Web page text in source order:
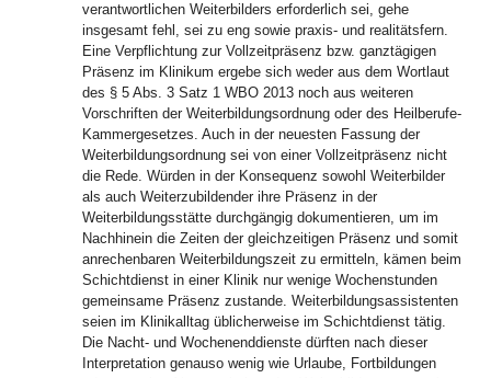
verantwortlichen Weiterbilders erforderlich sei, gehe
insgesamt fehl, sei zu eng sowie praxis- und realitätsfern.
Eine Verpflichtung zur Vollzeitpräsenz bzw. ganztägigen
Präsenz im Klinikum ergebe sich weder aus dem Wortlaut
des § 5 Abs. 3 Satz 1 WBO 2013 noch aus weiteren
Vorschriften der Weiterbildungsordnung oder des Heilberufe-
Kammergesetzes. Auch in der neuesten Fassung der
Weiterbildungsordnung sei von einer Vollzeitpräsenz nicht
die Rede. Würden in der Konsequenz sowohl Weiterbilder
als auch Weiterzubildender ihre Präsenz in der
Weiterbildungsstätte durchgängig dokumentieren, um im
Nachhinein die Zeiten der gleichzeitigen Präsenz und somit
anrechenbaren Weiterbildungszeit zu ermitteln, kämen beim
Schichtdienst in einer Klinik nur wenige Wochenstunden
gemeinsame Präsenz zustande. Weiterbildungsassistenten
seien im Klinikalltag üblicherweise im Schichtdienst tätig.
Die Nacht- und Wochenenddienste dürften nach dieser
Interpretation genauso wenig wie Urlaube, Fortbildungen